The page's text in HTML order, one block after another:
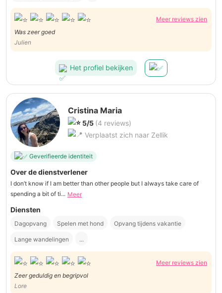
Meer reviews zien
Was zeer goed
Julien
Het profiel bekijken
Cristina Maria
5/5 (4 reviews)
Verplaatst zich naar Zellik
Geverifieerde identiteit
Over de dienstverlener
I don’t know if I am better than other people but I always take care of
spending a bit of ti... Meer
Diensten
Dagopvang Spelen met hond Opvang tijdens vakantie
Lange wandelingen ...
Meer reviews zien
Zeer geduldig en begripvol
Lore